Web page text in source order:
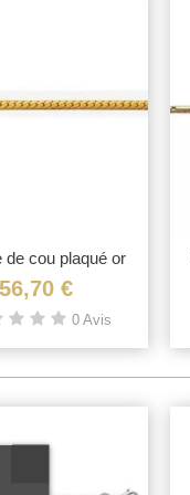
Vue rapide
de cou plaqué or
maille...
56,70 €
0 Avis